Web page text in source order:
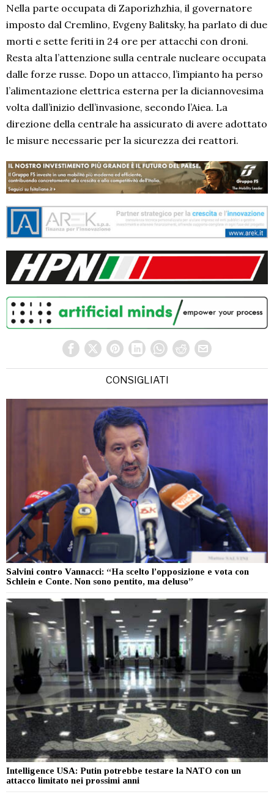
Nella parte occupata di Zaporizhzhia, il governatore
imposto dal Cremlino, Evgeny Balitsky, ha parlato di due
morti e sette feriti in 24 ore per attacchi con droni.
Resta alta l’attenzione sulla centrale nucleare occupata
dalle forze russe. Dopo un attacco, l’impianto ha perso
l’alimentazione elettrica esterna per la diciannovesima
volta dall’inizio dell’invasione, secondo l’Aiea. La
direzione della centrale ha assicurato di avere adottato
le misure necessarie per la sicurezza dei reattori.
CONSIGLIATI
Salvini contro Vannacci: “Ha scelto l’opposizione e vota con
Schlein e Conte. Non sono pentito, ma deluso”
Intelligence USA: Putin potrebbe testare la NATO con un
attacco limitato nei prossimi anni